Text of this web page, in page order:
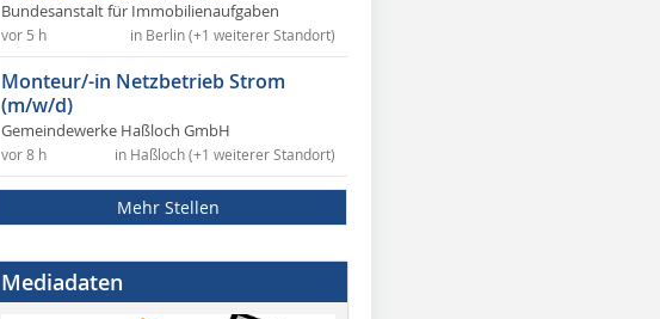
Bundesanstalt für Immobilienaufgaben
in Berlin (+1 weiterer Standort)
vor 5 h
Monteur/-in Netzbetrieb Strom
(m/w/d)
Gemeindewerke Haßloch GmbH
in Haßloch (+1 weiterer Standort)
vor 8 h
Mehr Stellen
Mediadaten